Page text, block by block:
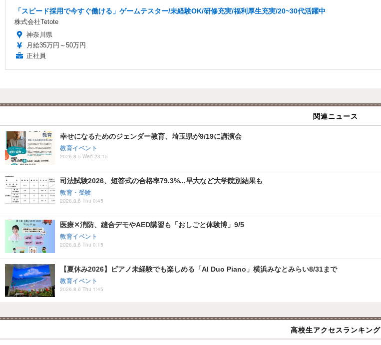
「スピード採用で今すぐ働ける」ゲームテスター/未経験OK/研修充実/福利厚生充実/20~30代活躍中
株式会社Tetote
神奈川県
月給35万円～50万円
正社員
関連ニュース
幸せになるためのジェンダー教育、埼玉県が9/19に講演会
教育イベント
2026.8.5 Wed 23:15
司法試験2026、短答式の合格率79.3%...早大など大学院別結果も
教育・受験
2026.8.6 Thu 0:45
医療✕消防、縫合デモやAED講習も「おしごと体験博」9/5
教育イベント
2026.8.6 Thu 0:15
【夏休み2026】ピアノ未経験でも楽しめる「AI Duo Piano」横浜みなとみらい8/31まで
教育イベント
2026.8.6 Thu 1:45
高校生アクセスランキング